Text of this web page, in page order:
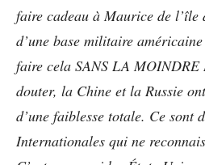
faire cadeau à Maurice de
d’une base militaire
faire cela SANS LA MOINDRE
douter, la Chine et la Russie
d’une faiblesse totale. Ce sont
Internationales qui ne